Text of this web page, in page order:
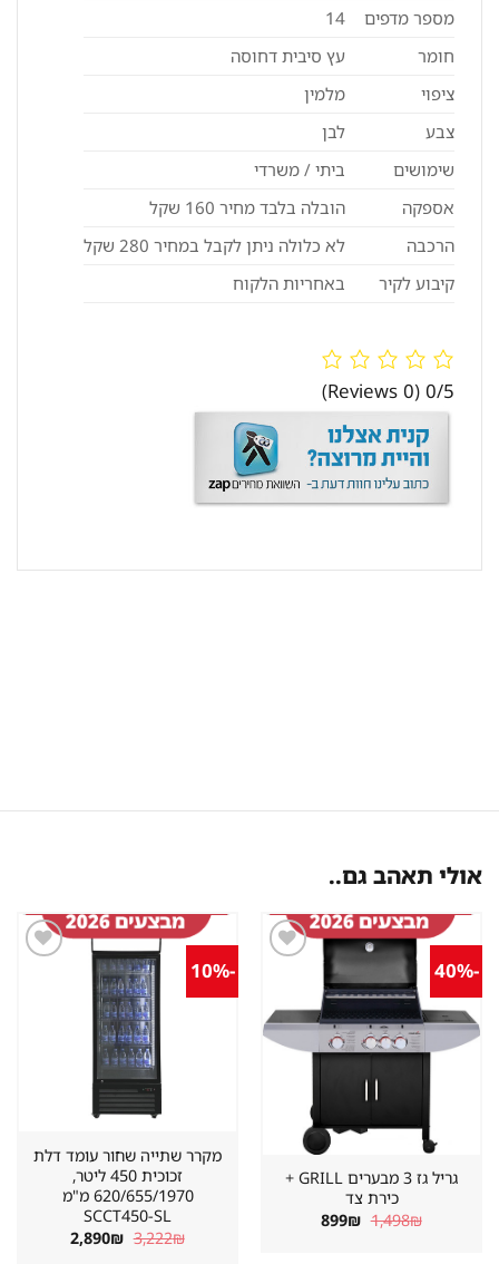
מספר מדפים
14
חומר
עץ סיבית דחוסה
ציפוי
מלמין
צבע
לבן
שימושים
ביתי / משרדי
אספקה
הובלה בלבד מחיר 160 שקל
הרכבה
לא כלולה ניתן לקבל במחיר 280 שקל
קיבוע לקיר
באחריות הלקוח
0/5
(0 Reviews)
אולי תאהב גם..
במועדפים
גריל גז 3 מבערים GRILL +
כירת צד
1,498₪ המחיר
המקורי
899₪ המחיר
הנוכחי
מקרר שתייה שחור עומד דלת
זכוכית 450 ליטר,
620/655/1970 מ"מ
SCCT450-SL
3,222₪ המחיר
המקורי
2,890₪ המחיר
הנוכחי